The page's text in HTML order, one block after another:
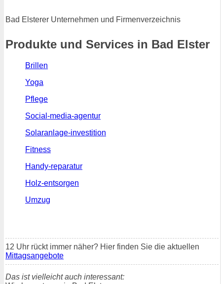
Bad Elsterer Unternehmen und Firmenverzeichnis
Produkte und Services in Bad Elster
Brillen
Yoga
Pflege
Social-media-agentur
Solaranlage-investition
Fitness
Handy-reparatur
Holz-entsorgen
Umzug
12 Uhr rückt immer näher? Hier finden Sie die aktuellen
Mittagsangebote
Das ist vielleicht auch interessant: